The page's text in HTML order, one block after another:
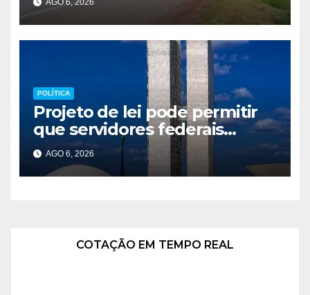
Federal
AGO 6, 2026
POLÍTICA
Projeto de lei pode permitir
que servidores federais
atuem como MEI
AGO 6, 2026
COTAÇÃO EM TEMPO REAL